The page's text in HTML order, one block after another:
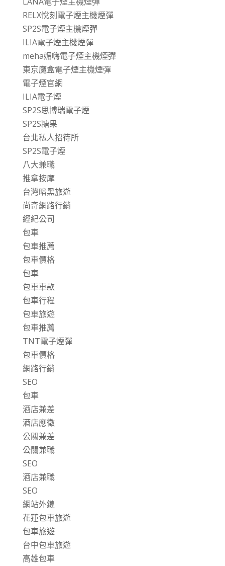
RELX悅刻電子煙主機煙彈
SP2S電子煙主機煙彈
ILIA電子煙主機煙彈
meha媚嗨電子煙主機煙彈
東京魔盒電子煙主機煙彈
電子煙官網
ILIA電子煙
SP2S思博瑞電子煙
SP2S糖果
台北私人招待所
SP2S電子煙
八大兼職
推拿按摩
台灣暗黑旅遊
尚奇網路行銷
經紀公司
包車
包車推薦
包車價格
包車
包車車款
包車行程
包車旅遊
包車推薦
TNT電子煙彈
包車價格
網路行銷
SEO
包車
酒店兼差
酒店應徵
公關兼差
公關兼職
SEO
酒店兼職
SEO
網站外鏈
花蓮包車旅遊
包車旅遊
台中包車旅遊
高雄包車